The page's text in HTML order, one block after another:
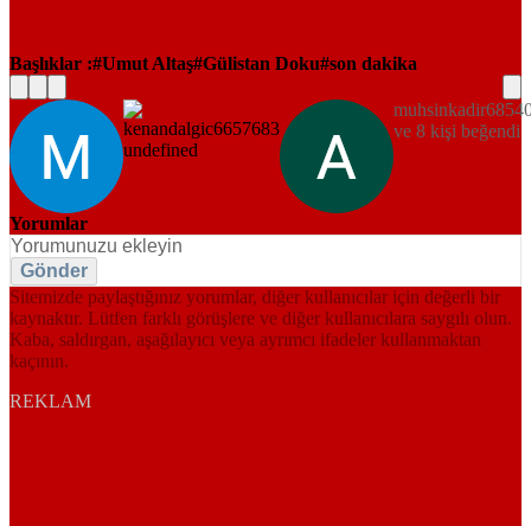
Başlıklar : Umut Altaş Gülistan Doku son dakika
ve 8 kişi beğendi
Yorumlar
Gönder
Sitemizde paylaştığınız yorumlar, diğer kullanıcılar için değerli bir
kaynaktır. Lütfen farklı görüşlere ve diğer kullanıcılara saygılı olun.
Kaba, saldırgan, aşağılayıcı veya ayrımcı ifadeler kullanmaktan
kaçının.
REKLAM